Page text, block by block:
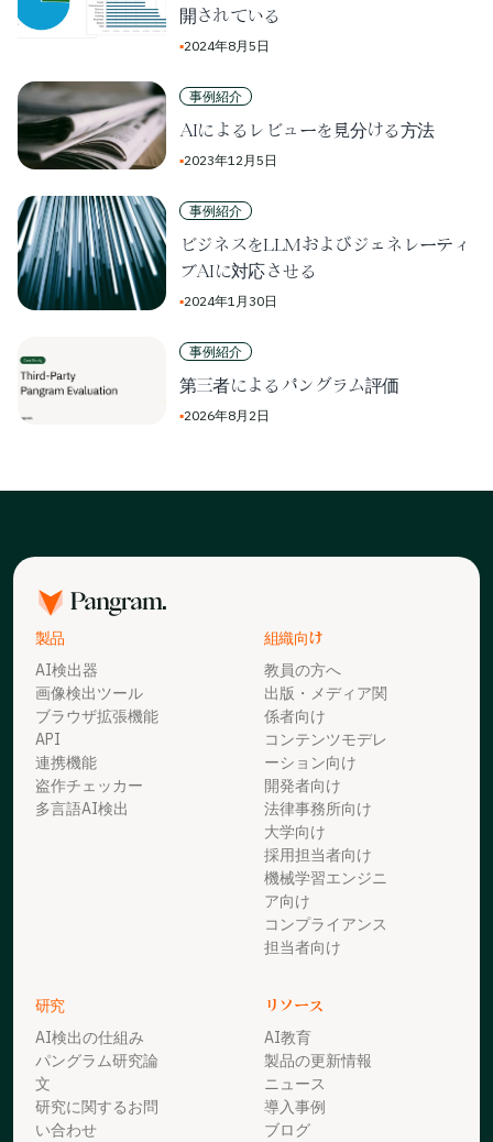
開されている
▪2024年8月5日
事例紹介
AIによるレビューを見分ける方法
▪2023年12月5日
事例紹介
ビジネスをLLMおよびジェネレーティ
ブAIに対応させる
▪2024年1月30日
事例紹介
第三者によるパングラム評価
▪2026年8月2日
製品
AI検出器
画像検出ツール
ブラウザ拡張機能
API
連携機能
盗作チェッカー
多言語AI検出
組織向け
教員の方へ
出版・メディア関
係者向け
コンテンツモデレ
ーション向け
開発者向け
法律事務所向け
大学向け
採用担当者向け
機械学習エンジニ
ア向け
コンプライアンス
担当者向け
研究
AI検出の仕組み
パングラム研究論
文
研究に関するお問
い合わせ
リソース
AI教育
製品の更新情報
ニュース
導入事例
ブログ